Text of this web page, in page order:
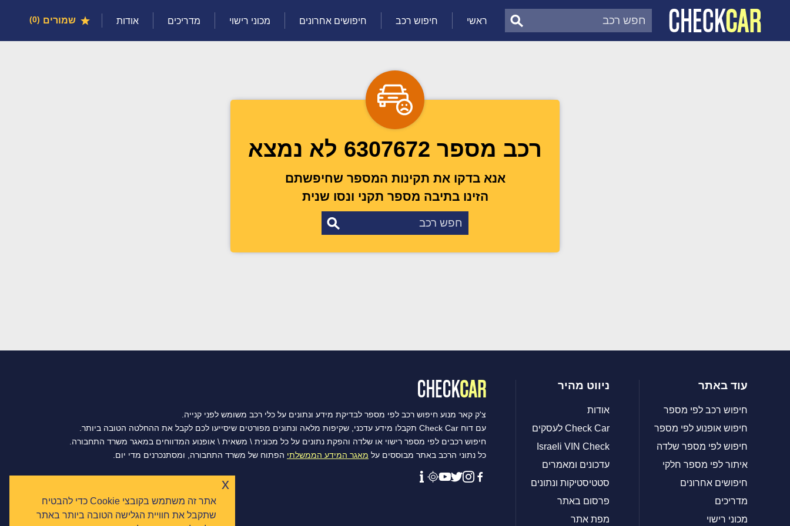
ראשי חיפוש רכב חיפושים אחרונים מכוני רישוי מדריכים אודות שמורים 0
רכב מספר 6307672 לא נמצא
אנא בדקו את תקינות המספר שחיפשתם
הזינו בתיבה מספר תקני ונסו שנית
עוד באתר
חיפוש רכב לפי מספר
חיפוש אופנוע לפי מספר
חיפוש לפי מספר שלדה
איתור לפי מספר חלקי
חיפושים אחרונים
מדריכים
מכוני רישוי
ניווט מהיר
אודות
Check Car לעסקים
Israeli VIN Check
עדכונים ומאמרים
סטטיסטיקות ונתונים
פרסום באתר
מפת אתר
צ'ק קאר מנוע חיפוש רכב לפי מספר לבדיקת מידע ונתונים על כלי רכב משומש לפני קנייה.
עם דוח Check Car תקבלו מידע עדכני, שקיפות מלאה ונתונים מפורטים שיסייעו לכם לקבל את ההחלטה הטובה ביותר.
חיפוש רכבים לפי מספר רישוי או שלדה והפקת נתונים על כל מכונית \ משאית \ אופנוע המדווחים במאגר משרד התחבורה.
כל נתוני הרכב באתר מבוססים על מאגר המידע הממשלתי הפתוח של משרד התחבורה, ומסתנכרנים מדי יום.
אתר זה משתמש בקובצי Cookie כדי להבטיח
שתקבל את חוויית הגלישה הטובה ביותר באתר
x